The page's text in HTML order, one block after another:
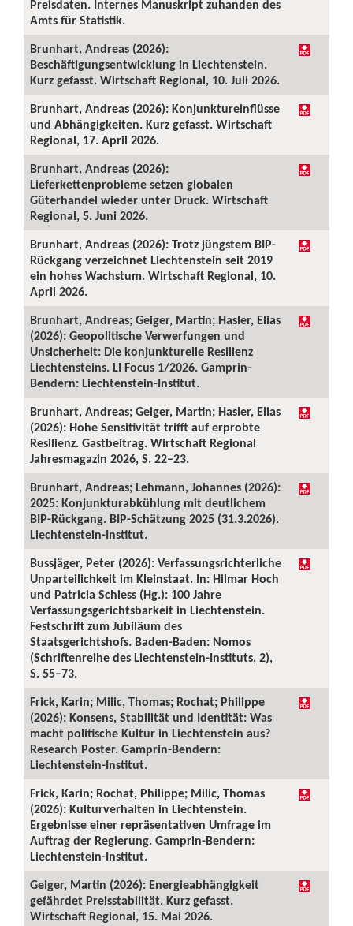
Preisdaten. Internes Manuskript zuhanden des
Amts für Statistik.
Brunhart, Andreas (2026):
Beschäftigungsentwicklung in Liechtenstein.
Kurz gefasst. Wirtschaft Regional, 10. Juli 2026.
Brunhart, Andreas (2026): Konjunktureinflüsse
und Abhängigkeiten. Kurz gefasst. Wirtschaft
Regional, 17. April 2026.
Brunhart, Andreas (2026):
Lieferkettenprobleme setzen globalen
Güterhandel wieder unter Druck. Wirtschaft
Regional, 5. Juni 2026.
Brunhart, Andreas (2026): Trotz jüngstem BIP-
Rückgang verzeichnet Liechtenstein seit 2019
ein hohes Wachstum. Wirtschaft Regional, 10.
April 2026.
Brunhart, Andreas; Geiger, Martin; Hasler, Elias
(2026): Geopolitische Verwerfungen und
Unsicherheit: Die konjunkturelle Resilienz
Liechtensteins. LI Focus 1/2026. Gamprin-
Bendern: Liechtenstein-Institut.
Brunhart, Andreas; Geiger, Martin; Hasler, Elias
(2026): Hohe Sensitivität trifft auf erprobte
Resilienz. Gastbeitrag. Wirtschaft Regional
Jahresmagazin 2026, S. 22–23.
Brunhart, Andreas; Lehmann, Johannes (2026):
2025: Konjunkturabkühlung mit deutlichem
BIP-Rückgang. BIP-Schätzung 2025 (31.3.2026).
Liechtenstein-Institut.
Bussjäger, Peter (2026): Verfassungsrichterliche
Unparteilichkeit im Kleinstaat. In: Hilmar Hoch
und Patricia Schiess (Hg.): 100 Jahre
Verfassungsgerichtsbarkeit in Liechtenstein.
Festschrift zum Jubiläum des
Staatsgerichtshofs. Baden-Baden: Nomos
(Schriftenreihe des Liechtenstein-Instituts, 2),
S. 55–73.
Frick, Karin; Milic, Thomas; Rochat; Philippe
(2026): Konsens, Stabilität und Identität: Was
macht politische Kultur in Liechtenstein aus?
Research Poster. Gamprin-Bendern:
Liechtenstein-Institut.
Frick, Karin; Rochat, Philippe; Milic, Thomas
(2026): Kulturverhalten in Liechtenstein.
Ergebnisse einer repräsentativen Umfrage im
Auftrag der Regierung. Gamprin-Bendern:
Liechtenstein-Institut.
Geiger, Martin (2026): Energieabhängigkeit
gefährdet Preisstabilität. Kurz gefasst.
Wirtschaft Regional, 15. Mai 2026.